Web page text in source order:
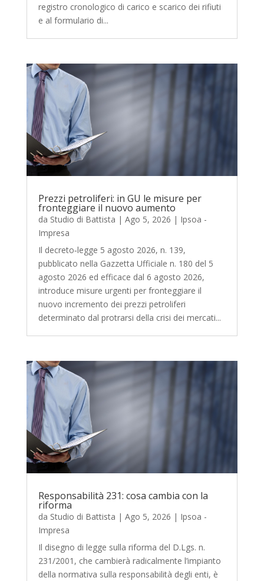
registro cronologico di carico e scarico dei rifiuti
e al formulario di...
Prezzi petroliferi: in GU le misure per
fronteggiare il nuovo aumento
da Studio di Battista | Ago 5, 2026 | Ipsoa -
Impresa
Il decreto‑legge 5 agosto 2026, n. 139,
pubblicato nella Gazzetta Ufficiale n. 180 del 5
agosto 2026 ed efficace dal 6 agosto 2026,
introduce misure urgenti per fronteggiare il
nuovo incremento dei prezzi petroliferi
determinato dal protrarsi della crisi dei mercati...
Responsabilità 231: cosa cambia con la
riforma
da Studio di Battista | Ago 5, 2026 | Ipsoa -
Impresa
Il disegno di legge sulla riforma del D.Lgs. n.
231/2001, che cambierà radicalmente l’impianto
della normativa sulla responsabilità degli enti, è